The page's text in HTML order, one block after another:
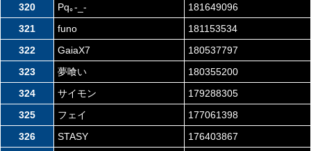
320
Pq｡-_-
181649096
321
funo
181153534
322
GaiaX7
180537797
323
夢喰い
180355200
324
サイモン
179288305
325
フェイ
177061398
326
STASY
176403867